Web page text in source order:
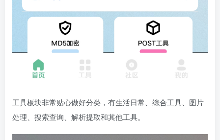
工具板块非常贴心做好分类，有生活日常、综合工具、图片
处理、搜索查询、解析提取和其他工具。